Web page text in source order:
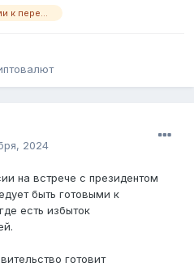
майнерам следует быть готовыми к переселению в регионы
2024
на встрече с президентом
быть готовыми к
есть избыток
готовит